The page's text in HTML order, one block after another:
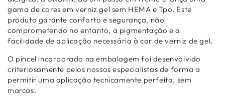
gama de cores em verniz gel sem HEMA e Tpo. Este
produto garante conforto e segurança, não
comprometendo no entanto, a pigmentação e a
facilidade de aplicação necessária à cor de verniz de gel.
O pincel incorporado na embalagem foi desenvolvido
criteriosamente pelos nossos especialistas de forma a
permitir uma aplicação tecnicamente perfeita, sem
marcas.